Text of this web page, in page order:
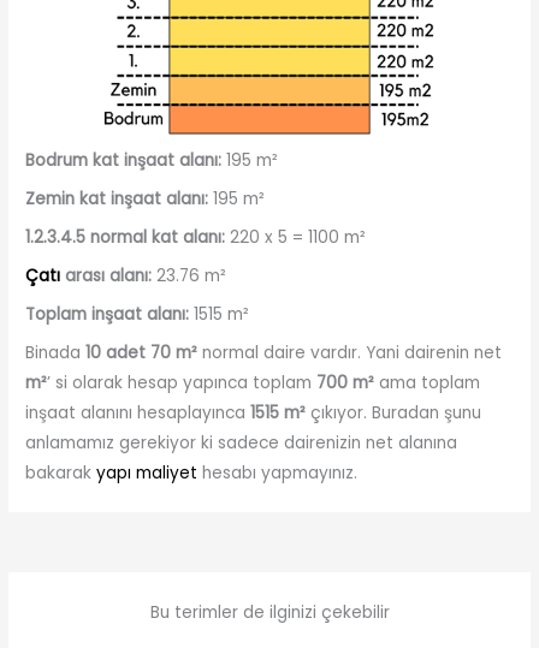
Bodrum kat inşaat alanı: 195 m²
Zemin kat inşaat alanı: 195 m²
1.2.3.4.5 normal kat alanı: 220 x 5 = 1100 m²
Çatı arası alanı: 23.76 m²
Toplam inşaat alanı:1515 m²
Binada10 adet 70 m² normal daire vardır. Yani dairenin net
m²’ si olarak hesap yapınca toplam 700 m² ama toplam
inşaat alanını hesaplayınca1515 m² çıkıyor. Buradan şunu
anlamamız gerekiyor ki sadece dairenizin net alanına
bakarakyapı maliyet hesabı yapmayınız.
Bu terimler de ilginizi çekebilir